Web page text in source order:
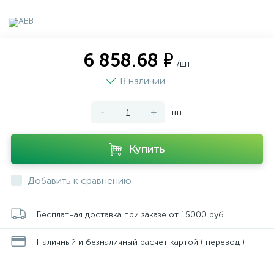
6 858.68 ₽ /шт
В наличии
- + шт
Купить
Добавить к сравнению
Бесплатная доставка при заказе от 15000 руб.
Наличный и безналичный расчет картой ( перевод )